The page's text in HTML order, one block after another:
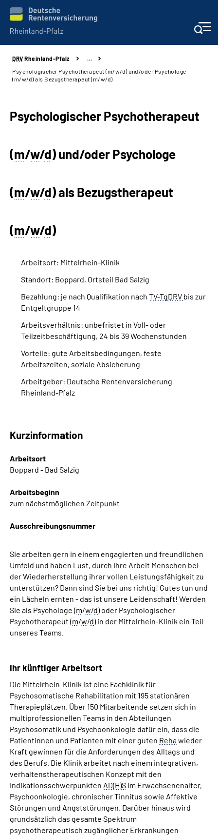
Unsere Leistungen
Online-Services
Über uns
Inhalte in Gebärdensprache (DGS)
Suche
Mein Kundenportal
DRV Rheinland-Pfalz
…
Psychologischer Psychotherapeut (m/w/d) und/oder Psychologe
(m/w/d) als Bezugstherapeut (m/w/d)
Psychologischer Psychotherapeut
(m/w/d) und/oder Psychologe
(m/w/d) als Bezugstherapeut
(m/w/d)
Arbeitsort: Mittelrhein-Klinik
Standort: Boppard, Ortsteil Bad Salzig
Bezahlung: je nach Qualifikation nach TV-TgDRV bis zur
Entgeltgruppe 14
Arbeitsverhältnis: unbefristet in Voll- oder
Teilzeitbeschäftigung, 24 bis 39 Wochenstunden
Vorteile: gute Arbeitsbedingungen, feste
Arbeitszeiten, soziale Absicherung
Arbeitgeber: Deutsche Rentenversicherung
Rheinland-Pfalz
Kurzinformation
Arbeitsort
Boppard - Bad Salzig
Arbeitsbeginn
zum nächstmöglichen Zeitpunkt
Ausschreibungsnummer
Sie arbeiten gern in einem engagierten und freundlichen
Umfeld und haben Lust, durch Ihre Arbeit Menschen bei
der Wiederherstellung ihrer vollen Leistungsfähigkeit zu
unterstützen? Dann sind Sie bei uns richtig! Gutes tun und
ein Lächeln ernten - das ist unsere Leidenschaft! Werden
Sie als Psychologe (m/w/d) oder Psychologischer
Psychotherapeut (m/w/d) in der Mittelrhein-Klinik ein Teil
unseres Teams
Ihr künftiger Arbeitsort
Die Mittelrhein-Klinik ist eine Fachklinik für
Psychosomatische Rehabilitation mit 195 stationären
Therapieplätzen. Über 150 Mitarbeitende setzen sich in
multiprofessionellen Teams in den Abteilungen
Psychosomatik und Psychoonkologie dafür ein, dass die
Patientinnen und Patienten mit einer guten Rehawieder
Kraft gewinnen für die Anforderungen des Alltags und
des Berufs. Die Klinik arbeitet nach einem integrativen,
verhaltenstherapeutischen Konzept mit den
Indikationsschwerpunkten AD(H)S im Erwachsenenalter,
Psychoonkologie, chronischer Tinnitus sowie Affektive
Störungen und Angststörungen. Darüber hinaus wird
grundsätzlich das gesamte Spektrum
psychotherapeutisch zugänglicher Erkrankungen